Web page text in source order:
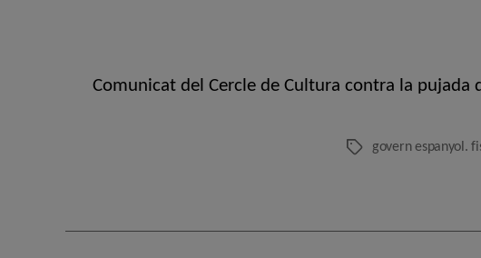
Comunicat del Cercle de Cultura contra la pujada
Etiquetesgovern espanyol.